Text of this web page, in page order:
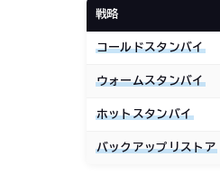
戦略
コールドスタンバイ
ウォームスタンバイ
ホットスタンバイ
バックアップリストア